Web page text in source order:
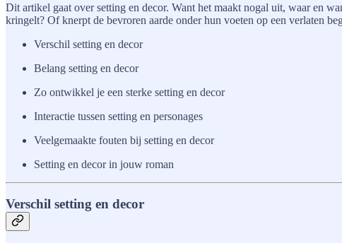
Dit artikel gaat over setting en decor. Want het maakt nogal uit, waar en
kringelt? Of knerpt de bevroren aarde onder hun voeten op een verlaten
Verschil setting en decor
Belang setting en decor
Zo ontwikkel je een sterke setting en decor
Interactie tussen setting en personages
Veelgemaakte fouten bij setting en decor
Setting en decor in jouw roman
Verschil setting en decor